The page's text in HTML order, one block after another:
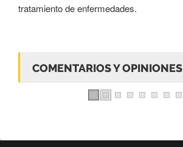
tratamiento de enfermedades.
COMENTARIOS Y OPINIONES